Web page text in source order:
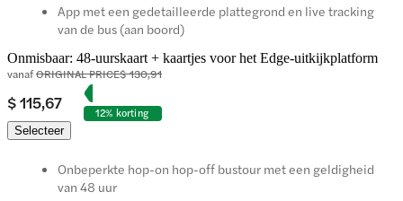
App met een gedetailleerde plattegrond en live tracking
van de bus (aan boord)
Onmisbaar: 48-uurskaart + kaartjes voor het Edge-uitkijkplatform
vanafORIGINAL PRICE$ 130,91
$ 115,67
12% korting
Selecteer
Onbeperkte hop-on hop-off bustour met een geldigheid
van 48 uur